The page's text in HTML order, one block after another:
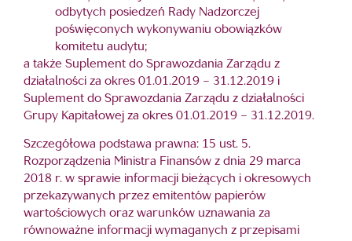
odbytych posiedzeń Rady Nadzorczej
poświęconych wykonywaniu obowiązków
komitetu audytu;
a także Suplement do Sprawozdania Zarządu z
działalności za okres 01.01.2019 – 31.12.2019 i
Suplement do Sprawozdania Zarządu z działalności
Grupy Kapitałowej za okres 01.01.2019 – 31.12.2019.
Szczegółowa podstawa prawna: 15 ust. 5.
Rozporządzenia Ministra Finansów z dnia 29 marca
2018 r. w sprawie informacji bieżących i okresowych
przekazywanych przez emitentów papierów
wartościowych oraz warunków uznawania za
równoważne informacji wymaganych z przepisami